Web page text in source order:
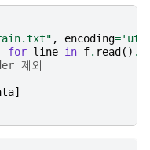
, encoding=
for line in f. read() .
제외
]